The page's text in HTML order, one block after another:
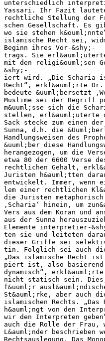
unterschiedlich
Yassari. Ihr Fazit
rechtliche Stellung der
schen Gesellschaft. Es
wo sie stehen
islamische Recht sei,
Beginn ihres Vor-&shy;‐
trags. Sie
mit den religi&ouml;sen
&shy;‐
iert wird. „Die Scharia
Recht“, erkl&auml;rte Dr.
bedeute &uuml;bersetzt
Muslime sei der Begriff
m&uuml;sse sich die
stellen, erl&auml;uterte
Sack stecke zum einen
Sunna, d.h. die
Handlungsweisen des
&uuml;ber diese
herangezogen, um die
etwa 80 der 6600 Verse
rechtlichen Gehalt,
Juristen h&auml;tten
entwickelt. Immer, wenn
lem einer rechtlichen
die Juristen metaphorisch
‚Scharia‘ hinein, um
Vers aus dem Koran und
aus der Sunna
Elemente interpretier-
ten sie und leiteten
dieser Griffe sei
tin. Folglich sei auch
„Das islamische Recht
piert ist, also
dynamisch“,
nicht statisch sein.
f&uuml;r
St&auml;rke, aber auch
islamischen Rechts. „Das
h&auml;ngt von den
wir den Interpreten
auch die Rolle der Frau,
L&auml;nder beschrieben
Rechtsauslegung. Das